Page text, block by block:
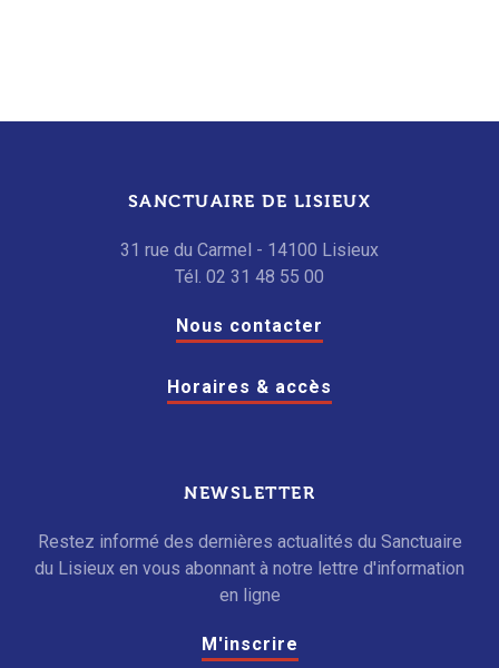
SANCTUAIRE DE LISIEUX
31 rue du Carmel - 14100 Lisieux
Tél. 02 31 48 55 00
Nous contacter
Horaires & accès
NEWSLETTER
Restez informé des dernières actualités du Sanctuaire
du Lisieux en vous abonnant à notre lettre d'information
en ligne
M'inscrire